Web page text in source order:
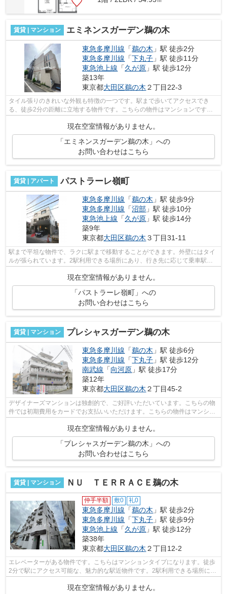
賃貸 | マンション エミネンスガーデン鵜の木
東急多摩川線 「鵜の木 」駅 徒歩2分
東急多摩川線 「下丸子 」駅 徒歩11分
東急池上線 「久が原 」駅 徒歩12分
築13年
東京都大田区鵜の木 ２丁目22-3
タイル張りのきれいな外観も特徴の一つです。駅まで歩いてアクセスでき
る、徒歩2分の距離に立地する物件です。こちらの物件はマンションです。2
現在空室情報がありません。
「エミネンスガーデン鵜の木」への
お問い合わせはこちら
賃貸 | アパート パストラーレ嶺町
東急多摩川線 「鵜の木 」駅 徒歩9分
東急多摩川線 「沼部 」駅 徒歩10分
東急池上線 「久が原 」駅 徒歩14分
築9年
東京都大田区鵜の木 ３丁目31-11
駅まで平坦な物件で、ラクに駅まで移動することができます。外壁にはタイ
ルが張られています。2駅利用できる場所にあり、行き先に応じて乗車駅の
使い分けができます。さわやかな朝を迎...
現在空室情報がありません。
「パストラーレ嶺町」への
お問い合わせはこちら
賃貸 | マンション プレシャスガーデン鵜の木
東急多摩川線 「鵜の木 」駅 徒歩6分
東急多摩川線 「下丸子 」駅 徒歩12分
南武線 「向河原 」駅 徒歩17分
築12年
東京都大田区鵜の木 ２丁目45-2
デザイナーズマンションは独創的で、ご好評いただいています。こちらの物
件では初期費用をカードでお支払いいただけます。こちらの物件はマンショ
ンです。徒歩6分に駅のある、ニーズの...
現在空室情報がありません。
「プレシャスガーデン鵜の木」への
お問い合わせはこちら
賃貸 | マンション ＮＵ ＴＥＲＲＡＣＥ鵜の木
仲手半額 敷0 礼0
東急多摩川線 「鵜の木 」駅 徒歩2分
東急多摩川線 「下丸子 」駅 徒歩9分
東急池上線 「久が原 」駅 徒歩12分
築38年
東京都大田区鵜の木 ２丁目12-2
エレベーターがある物件です。こちらはマンションタイプになります。徒歩
2分で駅にアクセス可能な、魅力的な駅近物件です。2駅利用できる場所にあ
現在空室情報がありません。